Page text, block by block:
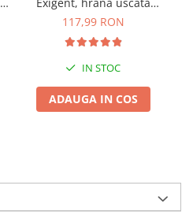
câine, apetit capricios,
117,99 RON
IN STOC
ADAUGA IN COS